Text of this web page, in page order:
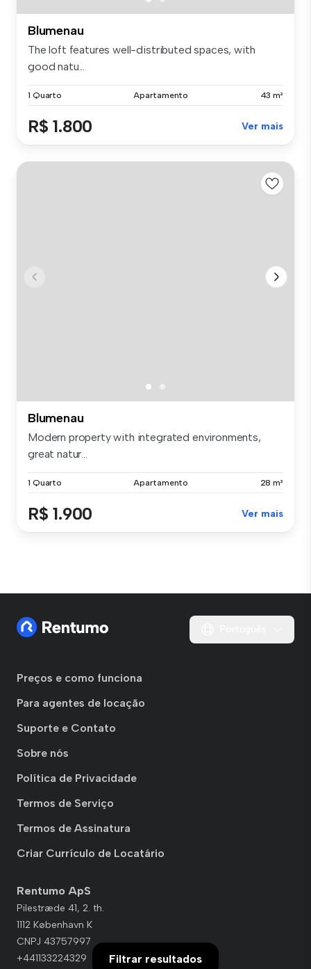
Filtrar resultados
Blumenau
The loft features well-distributed spaces, with
good natu...
1 Quarto Apartamento 43 m²
R$ 1.800 Ver mais
Blumenau
Modern property with integrated environments,
great natur...
1 Quarto Apartamento 28 m²
R$ 1.900 Ver mais
Preços e como funciona
Para agentes de locação
Suporte e Contato
Sobre nós
Política de Privacidade
Termos de Serviço
Termos de Assinatura
Criar Currículo de Locatário
Rentumo ApS
Pilestræde 41, 2. th.
1112 København K
CNPJ 43757997
+441133224329